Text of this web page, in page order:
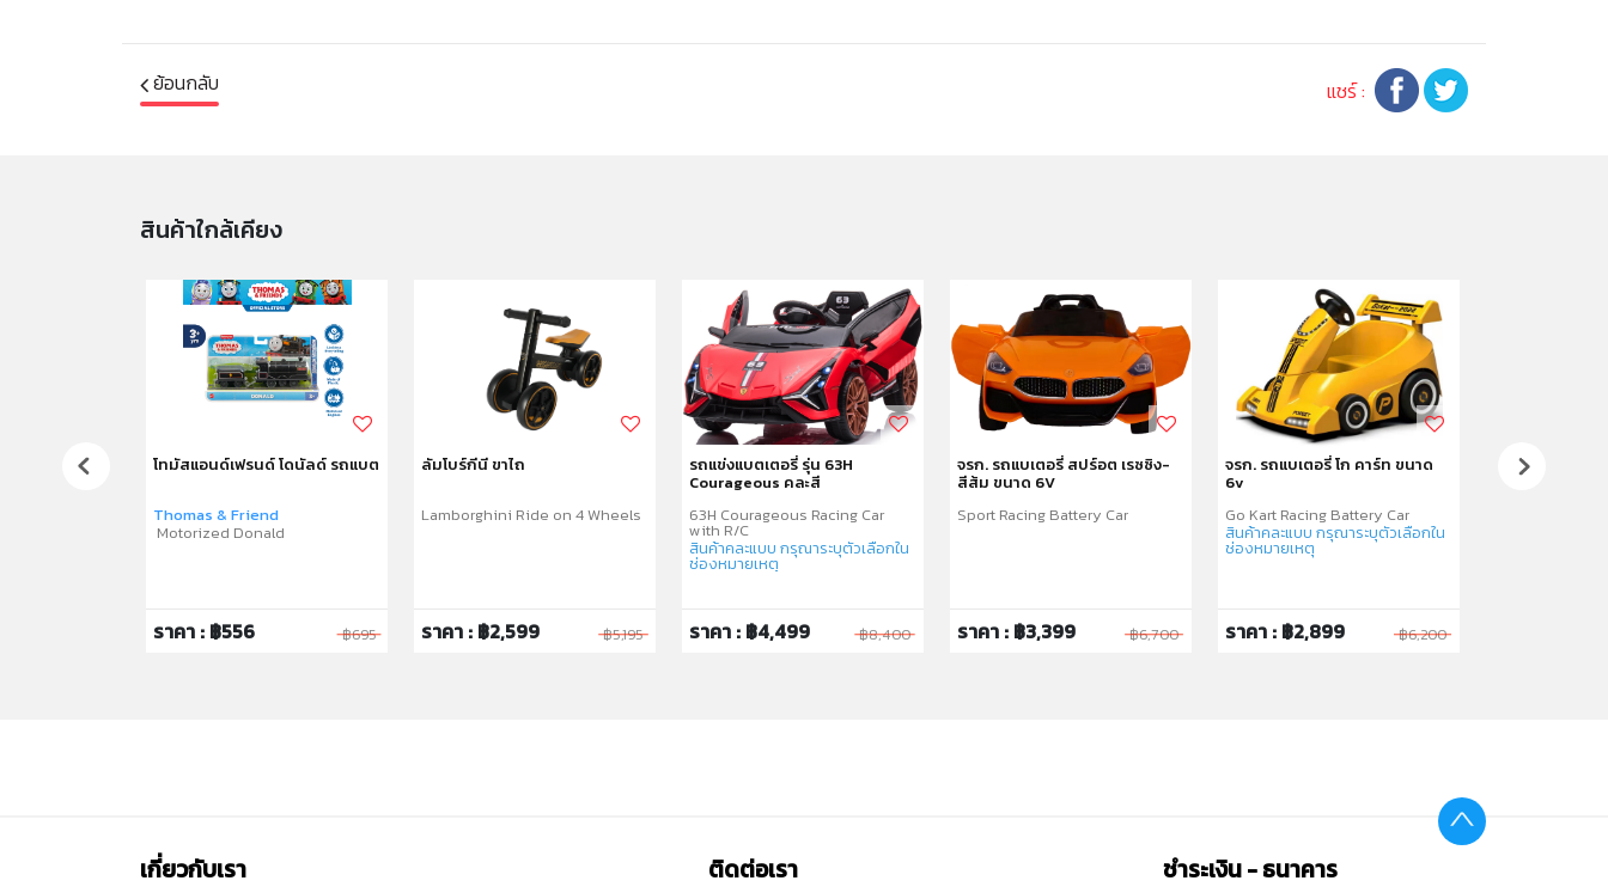
ย้อนกลับ แชร์ :
สินค้าใกล้เคียง
โทมัสแอนด์เฟรนด์ โดนัลด์ รถแบต
Thomas & Friend
Motorized Donald
ราคา : ฿556 ฿695
ลัมโบร์กีนี ขาไถ
Lamborghini Ride on 4 Wheels
ราคา : ฿2,599 ฿5,195
รถแข่งแบตเตอรี่ รุ่น 63H
Courageous คละสี
63H Courageous Racing Car
with R/C
สินค้าคละแบบ กรุณาระบุตัวเลือกใน
ช่องหมายเหตุ
ราคา : ฿4,499 ฿8,400
จรก. รถแบเตอรี่ สปร์อต เรซซิง-
สีส้ม ขนาด 6V
Sport Racing Battery Car
ราคา : ฿3,399 ฿6,700
จรก. รถแบเตอรี่ โก คาร์ท ขนาด
6v
Go Kart Racing Battery Car
สินค้าคละแบบ กรุณาระบุตัวเลือกใน
ช่องหมายเหตุ
ราคา : ฿2,899 ฿6,200
จรก. ยาย่า เฮล
เกี่ยวกับเรา ติดต่อเรา ชำระเงิน - ธนาคาร